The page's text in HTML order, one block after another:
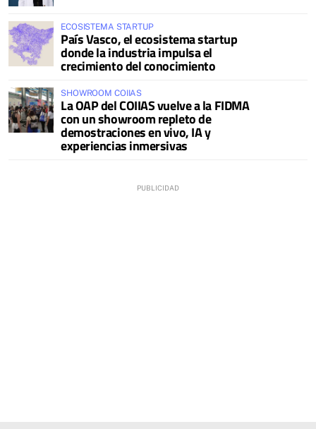
ECOSISTEMA STARTUP
País Vasco, el ecosistema startup
donde la industria impulsa el
crecimiento del conocimiento
SHOWROOM COIIAS
La OAP del COIIAS vuelve a la FIDMA
con un showroom repleto de
demostraciones en vivo, IA y
experiencias inmersivas